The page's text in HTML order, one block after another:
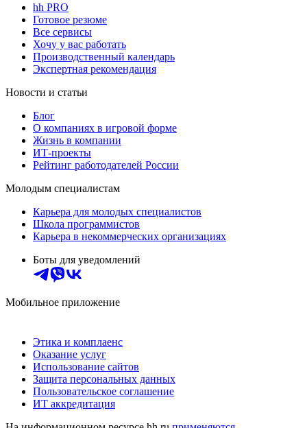
hh PRO
Готовое резюме
Все сервисы
Хочу у вас работать
Производственный календарь
Экспертная рекомендация
Новости и статьи
Блог
О компаниях в игровой форме
Жизнь в компании
ИТ-проекты
Рейтинг работодателей России
Молодым специалистам
Карьера для молодых специалистов
Школа программистов
Карьера в некоммерческих организациях
Боты для уведомлений
Мобильное приложение
Этика и комплаенс
Оказание услуг
Использование сайтов
Защита персональных данных
Пользовательское соглашение
ИТ аккредитация